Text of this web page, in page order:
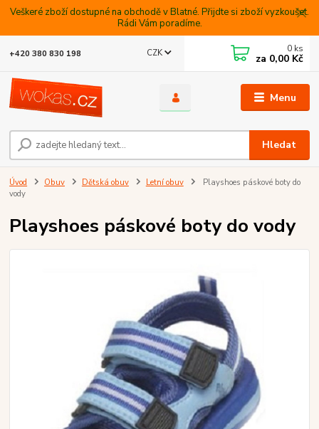
Veškeré zboží dostupné na obchodě v Blatné. Přijdte si zboží vyzkoušet.
Rádi Vám poradíme.
Menu
CZK
Hledat
+420 380 830 198 0 ks
za 0,00 Kč
Úvod Obuv Dětská obuv Letní obuv
Playshoes páskové boty do
vody
Playshoes páskové boty do vody